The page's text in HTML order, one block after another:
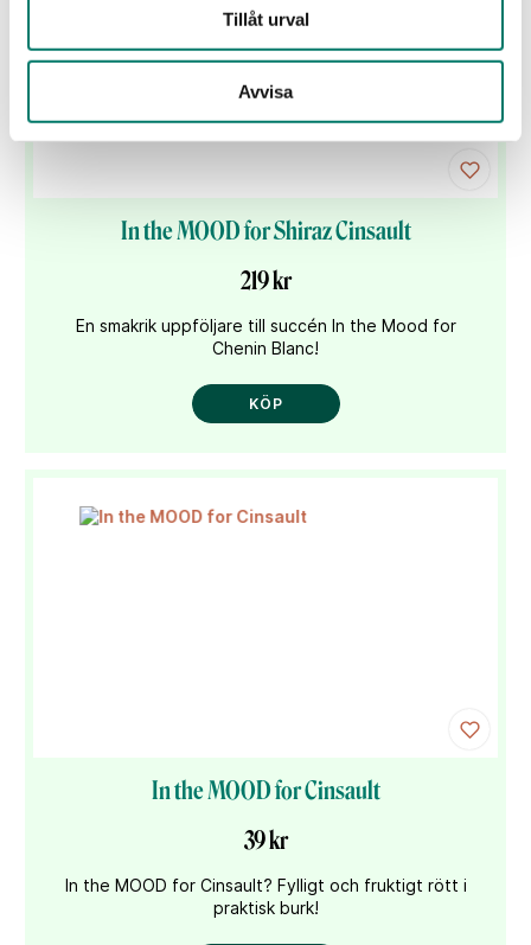
Tillåt urval
Avvisa
In the MOOD for Shiraz Cinsault
219 kr
En smakrik uppföljare till succén In the Mood for
Chenin Blanc!
KÖP
In the MOOD for Cinsault
39 kr
In the MOOD for Cinsault? Fylligt och fruktigt rött i
praktisk burk!